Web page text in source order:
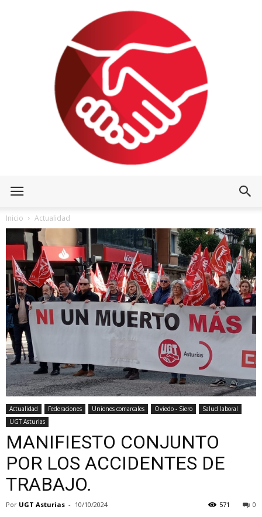
Inicio Actualidad
Actualidad Federaciones Uniones comarcales Oviedo - Siero
Salud laboral
UGT Asturias
MANIFIESTO CONJUNTO
POR LOS ACCIDENTES DE
TRABAJO.
Por UGT Asturias - 10/10/2024 0
571